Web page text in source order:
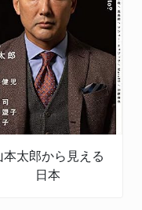
本太郎から見える
日本